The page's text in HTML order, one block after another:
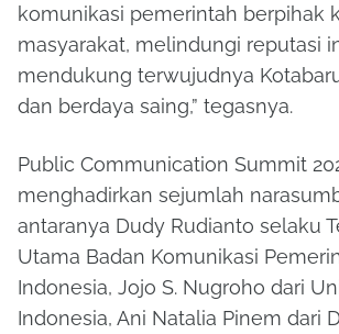
komunikasi pemerintah berpihak
masyarakat, melindungi reputasi
mendukung terwujudnya
dan berdaya saing,” tegasnya.
Public Communication Summit
menghadirkan sejumlah
antaranya Dudy Rudianto selaku
Utama Badan Komunikasi
Indonesia, Jojo S. Nugroho dari
Indonesia, Ani Natalia Pinem dari